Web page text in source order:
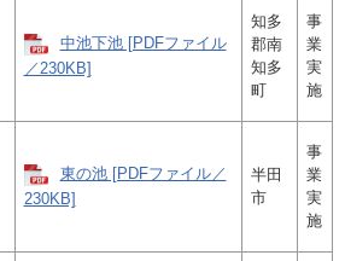
中池下池 [PDFファイル
／230KB]
知多
郡南
知多
町
事
業
実
施
東の池 [PDFファイル／
230KB]
半田
市
事
業
実
施